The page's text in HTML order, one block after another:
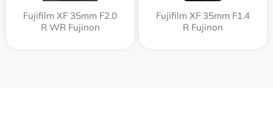
Fujifilm XF 35mm F2.0
R WR Fujinon
Fujifilm XF 35mm F1.4
R Fujinon